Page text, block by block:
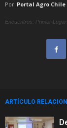
Por Portal Agro
Encuentros. Primer
ARTÍCULO